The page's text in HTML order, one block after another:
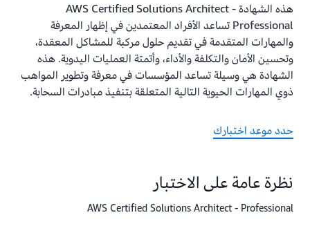
هذه الشهادة AWS Certified Solutions Architect -
Professional تساعد الأفراد المعتمدين في إظهار المعرفة
والمهارات المتقدمة في تقديم حلول مركبة للمشاكل المعقدة،
وتحسين الأمان والتكلفة والأداء، وأتمتة العمليات اليدوية. هذه
الشهادة هي وسيلة تساعد المؤسسات في معرفة وتطوير المواهب
ذوي المهارات الحيوية التالية المتعلقة بتنفيذ مبادرات السحابة.
حدد موعد اختبارك
نظرة عامة على الاختبار
AWS Certified Solutions Architect - Professional